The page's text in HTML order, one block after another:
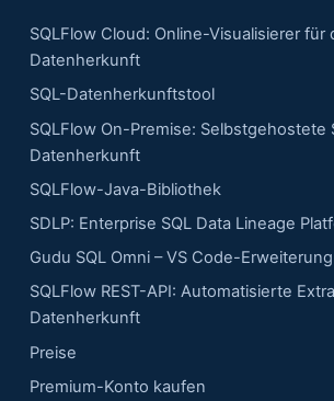
SQLFlow Cloud: Online-Visualisierer für
Datenherkunft
SQL-Datenherkunftstool
SQLFlow On-Premise: Selbstgehostete
Datenherkunft
SQLFlow-Java-Bibliothek
SDLP: Enterprise SQL Data Lineage
Gudu SQL Omni – VS Code-Erweiterung
SQLFlow REST-API: Automatisierte
Datenherkunft
Preise
Premium-Konto kaufen